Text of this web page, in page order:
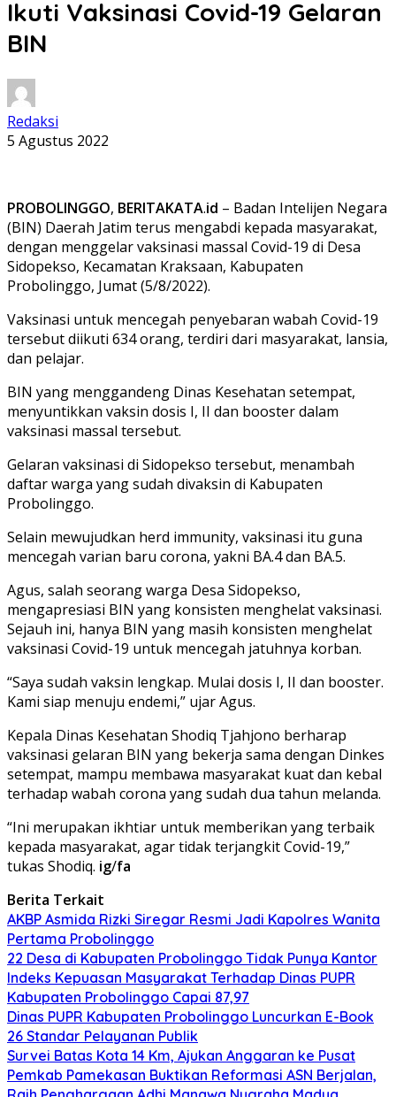
Ikuti Vaksinasi Covid-19 Gelaran
BIN
Redaksi
5 Agustus 2022
PROBOLINGGO, BERITAKATA.id – Badan Intelijen Negara
(BIN) Daerah Jatim terus mengabdi kepada masyarakat,
dengan menggelar vaksinasi massal Covid-19 di Desa
Sidopekso, Kecamatan Kraksaan, Kabupaten
Probolinggo, Jumat (5/8/2022).
Vaksinasi untuk mencegah penyebaran wabah Covid-19
tersebut diikuti 634 orang, terdiri dari masyarakat, lansia,
dan pelajar.
BIN yang menggandeng Dinas Kesehatan setempat,
menyuntikkan vaksin dosis I, II dan booster dalam
vaksinasi massal tersebut.
Gelaran vaksinasi di Sidopekso tersebut, menambah
daftar warga yang sudah divaksin di Kabupaten
Probolinggo.
Selain mewujudkan herd immunity, vaksinasi itu guna
mencegah varian baru corona, yakni BA.4 dan BA.5.
Agus, salah seorang warga Desa Sidopekso,
mengapresiasi BIN yang konsisten menghelat vaksinasi.
Sejauh ini, hanya BIN yang masih konsisten menghelat
vaksinasi Covid-19 untuk mencegah jatuhnya korban.
“Saya sudah vaksin lengkap. Mulai dosis I, II dan booster.
Kami siap menuju endemi,” ujar Agus.
Kepala Dinas Kesehatan Shodiq Tjahjono berharap
vaksinasi gelaran BIN yang bekerja sama dengan Dinkes
setempat, mampu membawa masyarakat kuat dan kebal
terhadap wabah corona yang sudah dua tahun melanda.
“Ini merupakan ikhtiar untuk memberikan yang terbaik
kepada masyarakat, agar tidak terjangkit Covid-19,”
tukas Shodiq. ig/fa
Berita Terkait
AKBP Asmida Rizki Siregar Resmi Jadi Kapolres Wanita
Pertama Probolinggo
22 Desa di Kabupaten Probolinggo Tidak Punya Kantor
Indeks Kepuasan Masyarakat Terhadap Dinas PUPR
Kabupaten Probolinggo Capai 87,97
Dinas PUPR Kabupaten Probolinggo Luncurkan E-Book
26 Standar Pelayanan Publik
Survei Batas Kota 14 Km, Ajukan Anggaran ke Pusat
Pemkab Pamekasan Buktikan Reformasi ASN Berjalan,